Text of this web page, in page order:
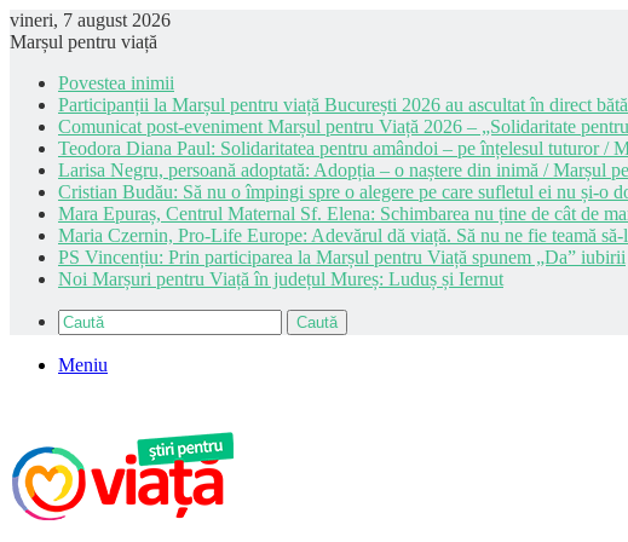
vineri, 7 august 2026
Marșul pentru viață
Povestea inimii
Participanții la Marșul pentru viață București 2026 au ascultat în direct
Comunicat post-eveniment Marșul pentru Viață 2026 – „Solidaritate
Teodora Diana Paul: Solidaritatea pentru amândoi – pe înțelesul tuturor /
Larisa Negru, persoană adoptată: Adopția – o naștere din inimă / Marșul
Cristian Budău: Să nu o împingi spre o alegere pe care sufletul ei nu și-o
Mara Epuraș, Centrul Maternal Sf. Elena: Schimbarea nu ține de cât de
Maria Czernin, Pro-Life Europe: Adevărul dă viață. Să nu ne fie teamă
PS Vincențiu: Prin participarea la Marșul pentru Viață spunem „Da” iubirii
Noi Marșuri pentru Viață în județul Mureș: Luduș și Iernut
Caută
Meniu